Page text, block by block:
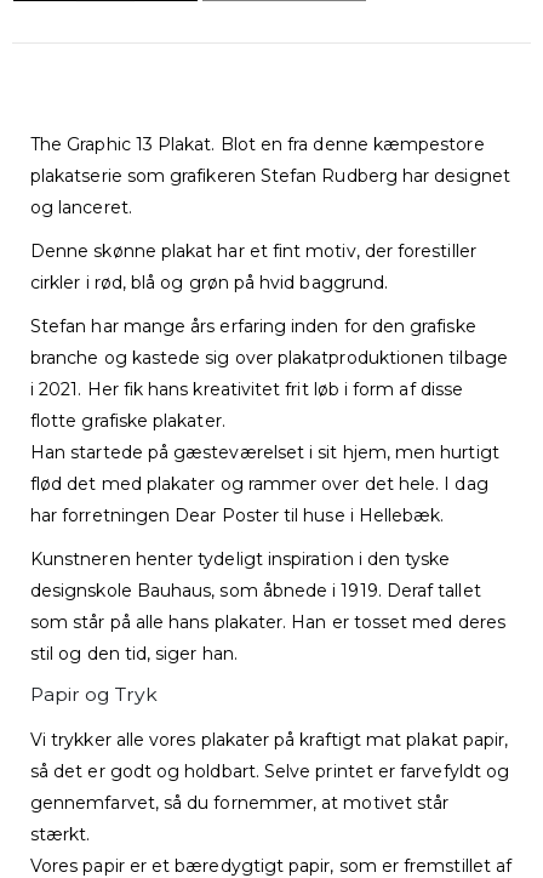
The Graphic 13 Plakat. Blot en fra denne kæmpestore
plakatserie som grafikeren Stefan Rudberg har designet
og lanceret.
Denne skønne plakat har et fint motiv, der forestiller
cirkler i rød, blå og grøn på hvid baggrund.
Stefan har mange års erfaring inden for den grafiske
branche og kastede sig over plakatproduktionen tilbage
i 2021. Her fik hans kreativitet frit løb i form af disse
flotte grafiske plakater.
Han startede på gæsteværelset i sit hjem, men hurtigt
flød det med plakater og rammer over det hele. I dag
har forretningen Dear Poster til huse i Hellebæk.
Kunstneren henter tydeligt inspiration i den tyske
designskole Bauhaus, som åbnede i 1919. Deraf tallet
som står på alle hans plakater. Han er tosset med deres
stil og den tid, siger han.
Papir og Tryk
Vi trykker alle vores plakater på kraftigt mat plakat papir,
så det er godt og holdbart. Selve printet er farvefyldt og
gennemfarvet, så du fornemmer, at motivet står
stærkt.
Vores papir er et bæredygtigt papir, som er fremstillet af